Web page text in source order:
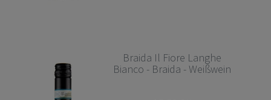
Braida Il Fiore Langhe
Bianco - Braida - Weißwein